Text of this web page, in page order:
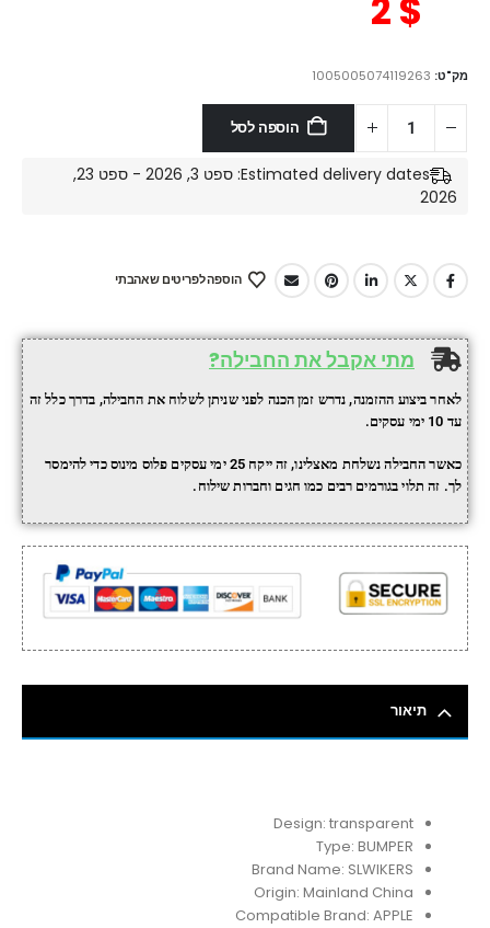
2$
מק"ט: 1005005074119263
הוספה לסל
Estimated delivery dates: ספט 3, 2026 - ספט 23,
2026
הוספה לפריטים שאהבתי
מתי אקבל את החבילה?
לאחר ביצוע ההזמנה, נדרש זמן הכנה לפני שניתן לשלוח את החבילה, בדרך כלל זה
עד 10 ימי עסקים.
כאשר החבילה נשלחת מאצלינו, זה ייקח 25 ימי עסקים פלוס מינוס כדי להימסר
לך. זה תלוי בגורמים רבים כמו חגים וחברות שילוח.
תיאור
Design:transparent
Type:BUMPER
Brand Name: SLWIKERS
Origin:Mainland China
Compatible Brand:APPLE